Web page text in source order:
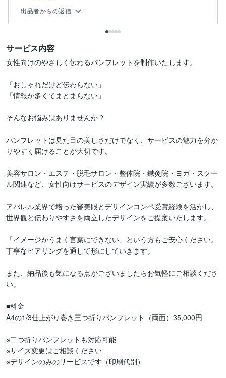
出品者からの返信
サービス内容
女性向けのやさしく伝わるパンフレットを制作いたします。
「おしゃれだけど伝わらない」
「情報が多くてまとまらない」
そんなお悩みはありませんか？
パンフレットは見た目の美しさだけでなく、サービスの魅力を分か
りやすく届けることが大切です。
美容サロン・エステ・脱毛サロン・整体院・鍼灸院・ヨガ・スクー
ル関連など、女性向けサービスのデザイン実績が多数ございます。
アパレル業界で培った審美眼とデザインコンペ受賞経験を活かし、
世界観と伝わりやすさを両立したデザインをご提案いたします。
「イメージがうまく言葉にできない」という方もご安心ください。
丁寧なヒアリングを通して形にしていきます。
また、納品後も気になる点がございましたらお気軽にご相談くださ
い。
■料金
A4の1/3仕上がり巻き三つ折りパンフレット（両面）35,000円
※二つ折りパンフレットも対応可能
※サイズ変更はご相談ください
※デザインのみのサービスです（印刷代別）